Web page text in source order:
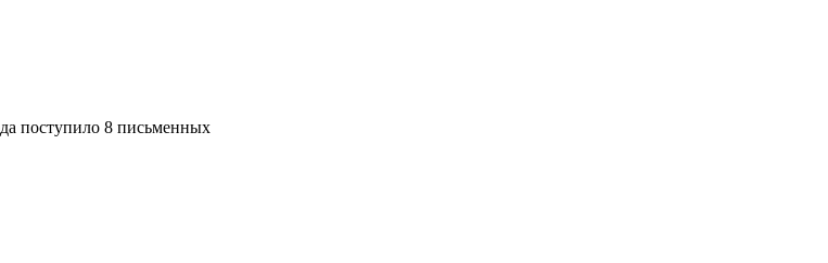
поступило 8 письменных